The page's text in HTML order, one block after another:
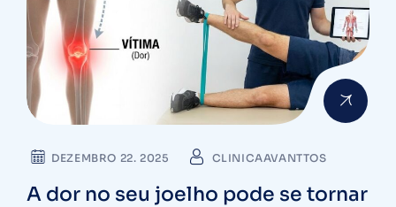
DEZEMBRO 22. 2025 CLINICAAVANTTOS
A dor no seu joelho pode se tornar